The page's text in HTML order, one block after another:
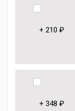
+ 210 ₽
+ 348 ₽